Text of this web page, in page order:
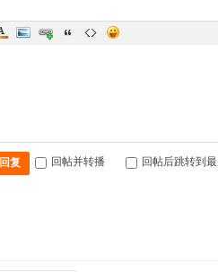
复 回帖并转播 回帖后跳转到